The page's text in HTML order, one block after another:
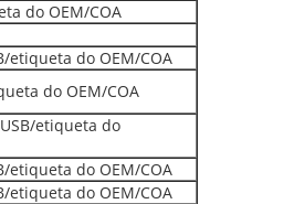
do OEM/COA
etiqueta do OEM/COA
do OEM/COA
etiqueta do
etiqueta do OEM/COA
etiqueta do OEM/COA